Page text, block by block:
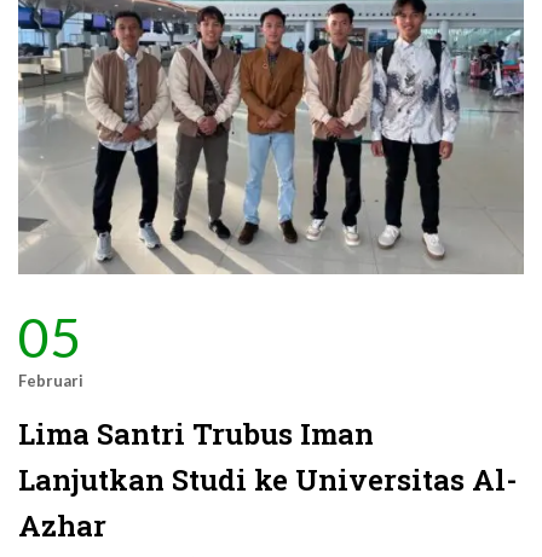
05
Februari
Lima Santri Trubus Iman
Lanjutkan Studi ke Universitas Al-
Azhar